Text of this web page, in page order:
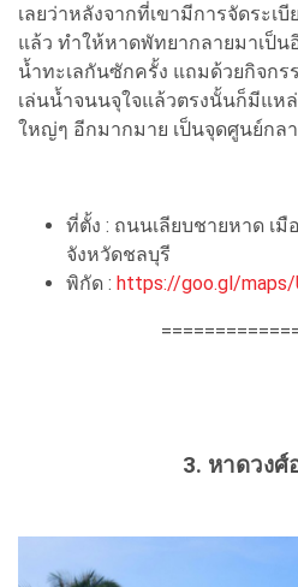
เลยว่าหลังจากที่เขามีการจัดระเ
แล้ว ทำให้หาดพัทยากลายมาเป็น
น้ำทะเลกันซักครั้ง แถมด้วยกิจก
เล่นน้ำจนนจุใจแล้วตรงนั้นก็มีแห
ใหญ่ๆ อีกมากมาย เป็นจุดศูนย์กล
ที่ตั้ง : ถนนเลียบชายหาด เมื
จังหวัดชลบุรี
พิกัด : https://goo.gl/maps/
3. หาดวงศ์